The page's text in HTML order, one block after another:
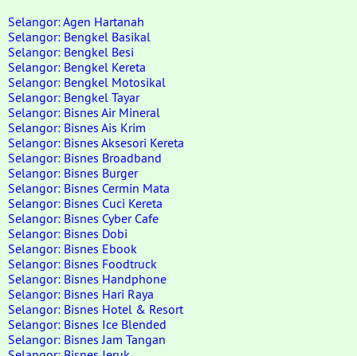
Selangor: Agen Hartanah
Selangor: Bengkel Basikal
Selangor: Bengkel Besi
Selangor: Bengkel Kereta
Selangor: Bengkel Motosikal
Selangor: Bengkel Tayar
Selangor: Bisnes Air Mineral
Selangor: Bisnes Ais Krim
Selangor: Bisnes Aksesori Kereta
Selangor: Bisnes Broadband
Selangor: Bisnes Burger
Selangor: Bisnes Cermin Mata
Selangor: Bisnes Cuci Kereta
Selangor: Bisnes Cyber Cafe
Selangor: Bisnes Dobi
Selangor: Bisnes Ebook
Selangor: Bisnes Foodtruck
Selangor: Bisnes Handphone
Selangor: Bisnes Hari Raya
Selangor: Bisnes Hotel & Resort
Selangor: Bisnes Ice Blended
Selangor: Bisnes Jam Tangan